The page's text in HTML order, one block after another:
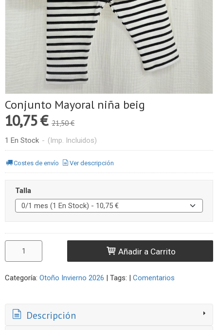
Conjunto Mayoral niña beig
10,75 € 21,50 €
1 En Stock - (Imp. Incluidos)
Costes de envío Ver descripción
Talla
Añadir a Carrito
Categoría: Otoño Invierno 2026 Tags: Comentarios
Descripción